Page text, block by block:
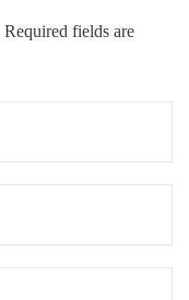
Required fields are